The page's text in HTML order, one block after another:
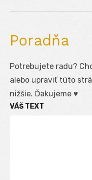
Poradňa
Potrebujete radu?
alebo upraviť túto
nižšie. Ďakujeme ♥
VÁŠ TEXT